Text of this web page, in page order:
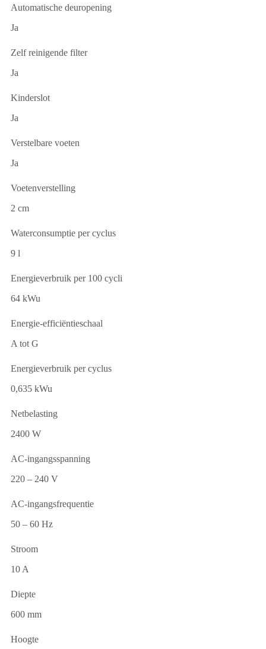
Automatische deuropening
Ja
Zelf reinigende filter
Ja
Kinderslot
Ja
Verstelbare voeten
Ja
Voetenverstelling
2 cm
Waterconsumptie per cyclus
9 l
Energieverbruik per 100 cycli
64 kWu
Energie-efficiëntieschaal
A tot G
Energieverbruik per cyclus
0,635 kWu
Netbelasting
2400 W
AC-ingangsspanning
220 – 240 V
AC-ingangsfrequentie
50 – 60 Hz
Stroom
10 A
Diepte
600 mm
Hoogte